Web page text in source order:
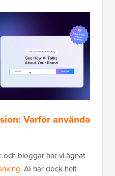
Varför använda
och bloggar har vi ägnat
. AI har dock helt